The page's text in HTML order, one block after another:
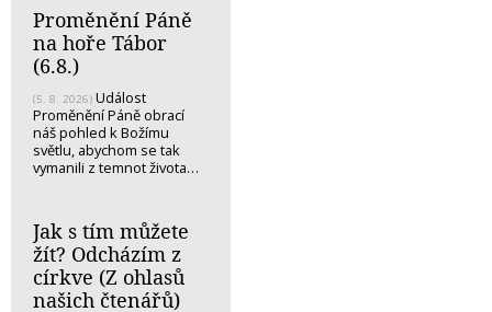
Proměnění Páně
na hoře Tábor
(6.8.)
(5. 8. 2026) Událost
Proměnění Páně obrací
náš pohled k Božímu
světlu, abychom se tak
vymanili z temnot života…
Jak s tím můžete
žít? Odcházím z
církve (Z ohlasů
našich čtenářů)